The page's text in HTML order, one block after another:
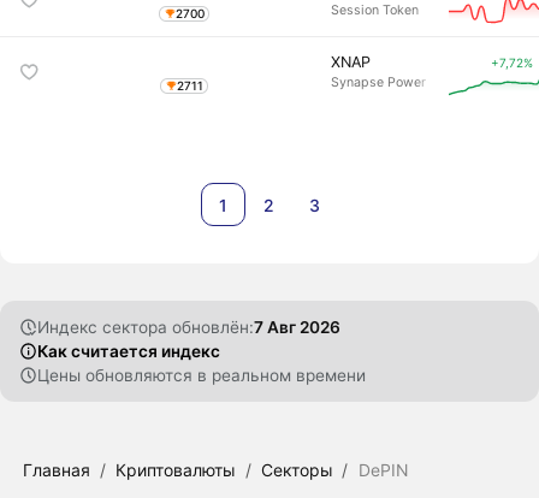
2700 Session Token
2711
XNAP
Synapse Power
+7,72%
1 2 3
Индекс сектора обновлён:7 Авг 2026
Как считается индекс
Цены обновляются в реальном времени
Главная / Криптовалюты / Секторы / DePIN